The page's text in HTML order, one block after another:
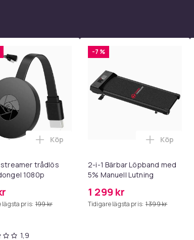
Kabel 25W lightning - USB-C 2m i varukorgen
/ 16 / 15 Snabbladdare med 2M USB-C till USB-C
trådlös
1080p
lägsta pris: 199 kr
Lägg till Media streamer trådlös HDMI
Köp
1,9
-7 %
2-i-1 Bärbar Löpband med
5% Manuell Lutning
1 299 kr
Tidigare lägsta pris: 1 399 kr
Lägg till
Köp